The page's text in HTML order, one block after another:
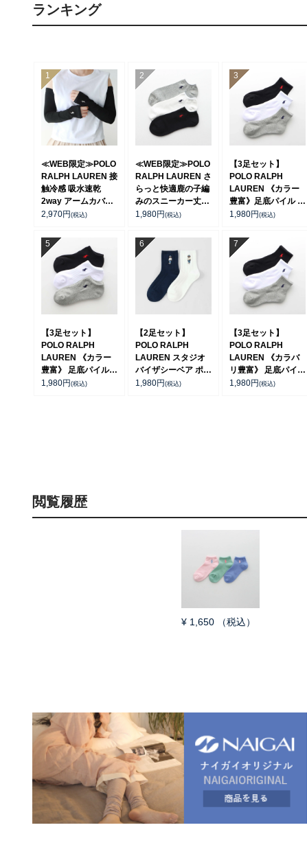
ランキング
≪WEB限定≫POLO
RALPH LAUREN 接
触冷感 吸水速乾
2way アームカバー
＆ レッグウォーマー
93228550
2,970円 (税込)
≪WEB限定≫POLO
RALPH LAUREN さ
らっと快適鹿の子編
みのスニーカー丈ソ
ックス 【3足セッ
メンズ レディース
92022800
1,980円(税込)
【3足セット】
POLO RALPH
LAUREN 《カラー
豊富》足底パイル ワ
ンポイントソックス
ポート メンズ
92009604
1,980円(税込)
【3足セット】
POLO RALPH
LAUREN 《カラー
豊富》 足底パイル
アーチサポート ワン
1,980円(税込)
【2足セット】
POLO RALPH
LAUREN スタジオ
バイザシーベア ポロ
ベア オーガニックコ
1,980円(税込)
【3足セット】
POLO RALPH
LAUREN 《カラバ
リ豊富》 足底パイル
アーチサポート ワン
1,980円(税込)
閲覧履歴
¥ 1,650 （税込）